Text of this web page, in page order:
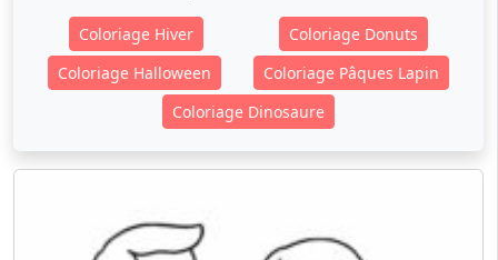
Coloriage Hiver
Coloriage Donuts
Coloriage Halloween
Coloriage Pâques Lapin
Coloriage Dinosaure